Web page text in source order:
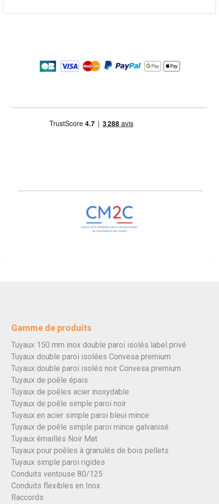
Gamme de produits
Tuyaux 150 mm inox double paroi isolés label privé
Tuyaux double paroi isolées Convesa premium
Tuyaux double paroi isolés noir Convesa premium
Tuyaux de poêle épais
Tuyaux de poêles acier inoxydable
Tuyaux de poêle simple paroi noir
Tuyaux en acier simple paroi bleui mince
Tuyaux de poêle simple paroi mince galvanisé
Tuyaux émaillés Noir Mat
Tuyaux pour poêles à granulés de bois pellets
Tuyaux simple paroi rigides
Conduits ventouse 80/125
Conduits flexibles en Inox
Raccords